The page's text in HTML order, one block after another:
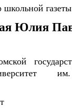
школьной
Юлия
им.